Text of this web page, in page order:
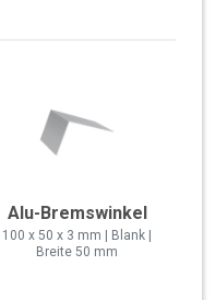
Alu-Bremswinkel
100 x 50 x 3 mm | Blank |
Breite 50 mm